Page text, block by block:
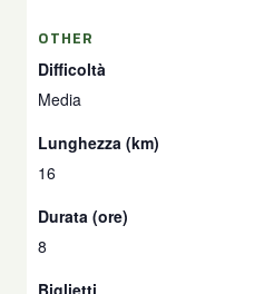
OTHER
Difficoltà
Media
Lunghezza (km)
16
Durata (ore)
8
Biglietti